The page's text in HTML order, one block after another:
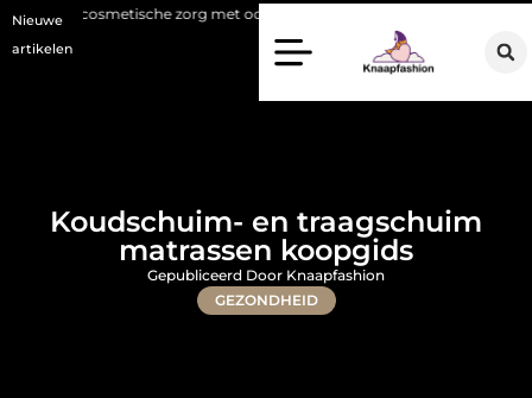
Nieuwe
artikelen
zorg met oog voor natuurlijke resultaten
Koudschuim- en traagschuim
matrassen koopgids
GEZONDHEID
Gepubliceerd Door Knaapfashion